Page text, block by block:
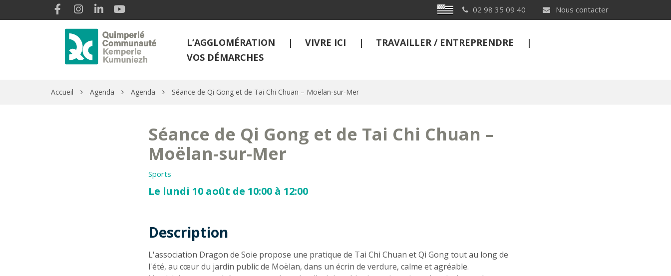
Gestion des traceurs Breton 02 98 35 09 40 Nous contacter
Lien vers le compte Facebook
Lien vers le compte Instagram
Lien vers le compte Linkedin
L’AGGLOMÉRATION VIVRE ICI
TRAVAILLER / ENTREPRENDRE
VOS DÉMARCHES
Accueil Agenda Agenda Séance de Qi Gong et de Tai Chi Chuan – Moëlan-sur-Mer
Séance de Qi Gong et de Tai Chi Chuan –
Moëlan-sur-Mer
Sports
Le lundi 10 août de 10:00 à 12:00
Description
Description
L'association Dragon de Soie propose une pratique de Tai Chi Chuan et Qi Gong tout au long de
l'été, au cœur du jardin public de Moëlan, dans un écrin de verdure, calme et agréable.